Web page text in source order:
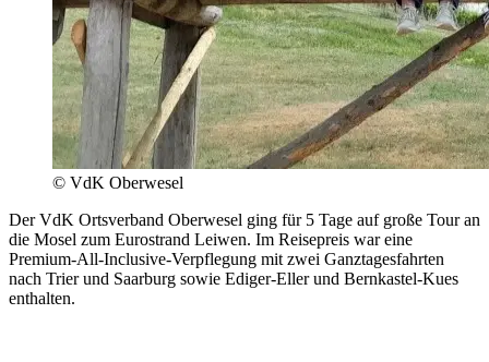
© VdK Oberwesel
Der VdK Ortsverband Oberwesel ging für 5 Tage auf große Tour an
die Mosel zum Eurostrand Leiwen. Im Reisepreis war eine
Premium-All-Inclusive-Verpflegung mit zwei Ganztagesfahrten
nach Trier und Saarburg sowie Ediger-Eller und Bernkastel-Kues
enthalten.